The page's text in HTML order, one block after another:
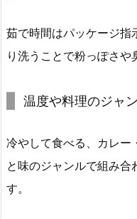
茹で時間はパッケージ指
り洗うことで粉っぽさや
温度や料理のジャ
冷やして食べる、カレー
と味のジャンルで組み合
す。